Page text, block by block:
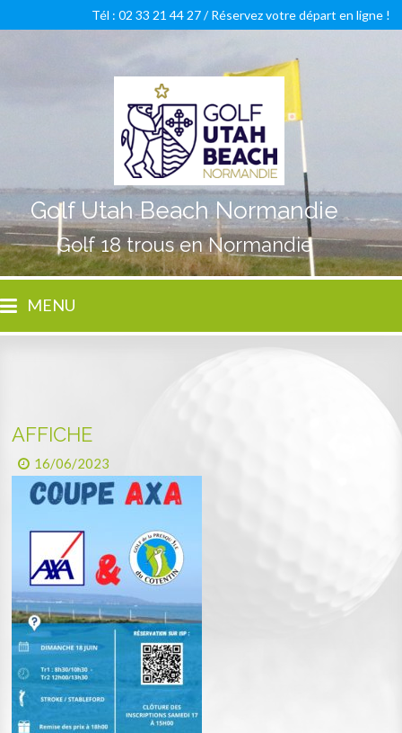
Golf Utah Beach Normandie
Golf 18 trous en Normandie
Tél : 02 33 21 44 27 /Réservez votre départ en ligne !
MENU
AFFICHE
16/06/2023